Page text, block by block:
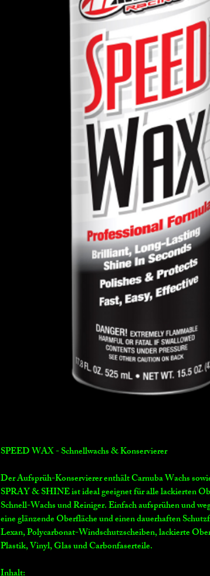
SPEED WAX - Schnellwachs & Konservierer
Der Aufsprüh-Konservierer enthält Carnuba Wachs
SPRAY & SHINE ist ideal geeignet für alle lackierten
Schnell-Wachs und Reiniger. Einfach aufsprühen und
eine glänzende Oberfläche und einen dauerhaften
Lexan, Polycarbonat-Windschutzscheiben, lackierte
Plastik, Vinyl, Glas und Carbonfaserteile.